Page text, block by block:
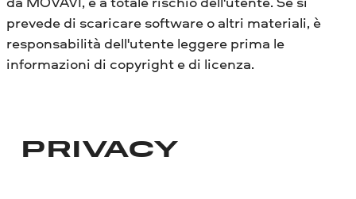
prevede di scaricare software o altri materiali, è
responsabilità dell'utente leggere prima le
informazioni di copyright e di licenza.
PRIVACY